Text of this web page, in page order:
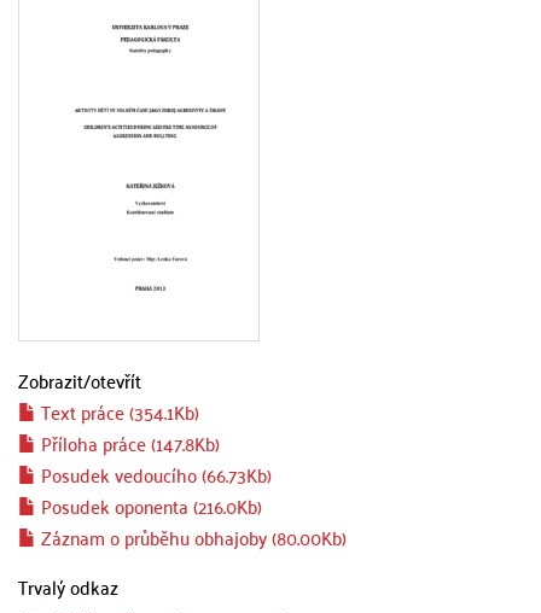
Zobrazit/otevřít
Text práce (354.1Kb)
Příloha práce (147.8Kb)
Posudek vedoucího (66.73Kb)
Posudek oponenta (216.0Kb)
Záznam o průběhu obhajoby (80.00Kb)
Trvalý odkaz